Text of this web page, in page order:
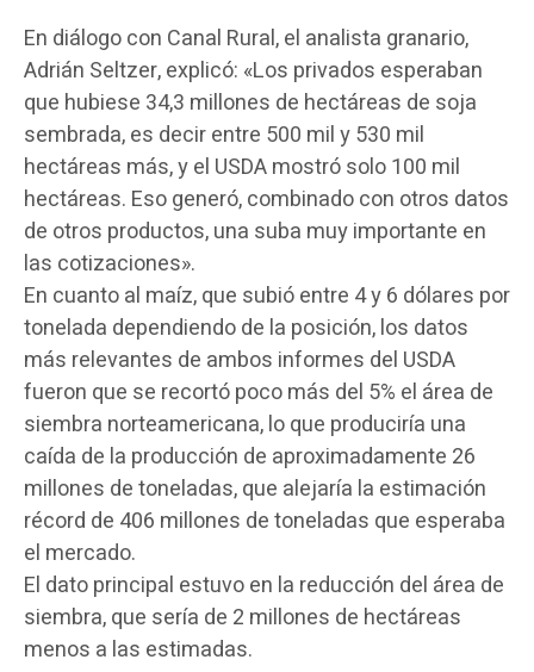
En diálogo con Canal Rural, el analista granario,
Adrián Seltzer, explicó: «Los privados esperaban
que hubiese 34,3 millones de hectáreas de soja
sembrada, es decir entre 500 mil y 530 mil
hectáreas más, y el USDA mostró solo 100 mil
hectáreas. Eso generó, combinado con otros datos
de otros productos, una suba muy importante en
las cotizaciones».
En cuanto al maíz, que subió entre 4 y 6 dólares por
tonelada dependiendo de la posición, los datos
más relevantes de ambos informes del USDA
fueron que se recortó poco más del 5% el área de
siembra norteamericana, lo que produciría una
caída de la producción de aproximadamente 26
millones de toneladas, que alejaría la estimación
récord de 406 millones de toneladas que esperaba
el mercado.
El dato principal estuvo en la reducción del área de
siembra, que sería de 2 millones de hectáreas
menos a las estimadas.